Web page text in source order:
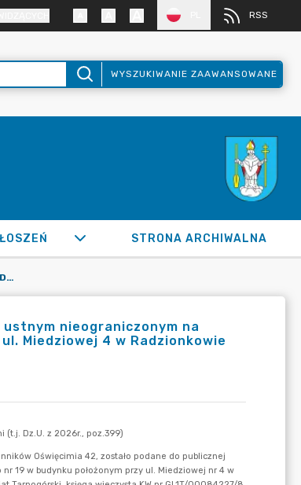
RSS
WYSZUKIWANIE ZAAWANSOWANE
STRONA ARCHIWALNA
OGŁOSZENIE BURMISTRZA MIASTA RADZIONKÓW O TRZECIM PRZETARGU USTNYM NIEOGRANICZONYM NA SPRZEDAŻ LOKALU MIESZKALNEGO NR 19 W BUDYNKU POŁOŻONYM PRZY UL. MIEDZIOWEJ 4 W RADZIONKOWIE WRAZ ZE SPRZEDAŻĄ UŁAMKOWEJ NIEWYDZIELONEJ CZĘŚCI GRUNTU
nieograniczonym na
Miedziowej 4 w Radzionkowie